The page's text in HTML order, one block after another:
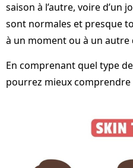
saison à l’autre, voire d’un
sont normales et presque
à un moment ou à un autre
En comprenant quel type
pourrez mieux